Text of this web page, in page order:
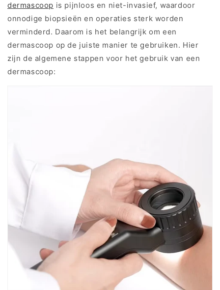
dermascoop is pijnloos en niet-invasief, waardoor
onnodige biopsieën en operaties sterk worden
verminderd. Daarom is het belangrijk om een
dermascoop op de juiste manier te gebruiken. Hier
zijn de algemene stappen voor het gebruik van een
dermascoop: